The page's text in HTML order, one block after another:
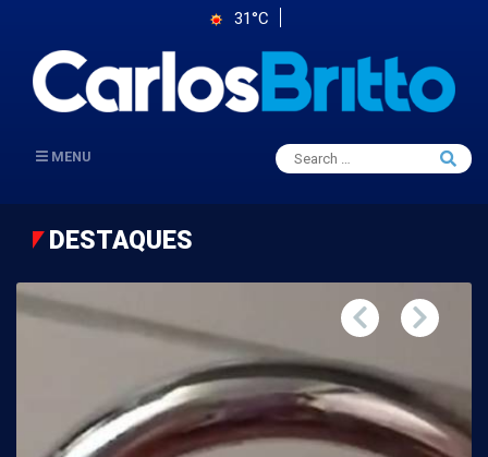
31°C
MENU
Search
for:
Search
DESTAQUES